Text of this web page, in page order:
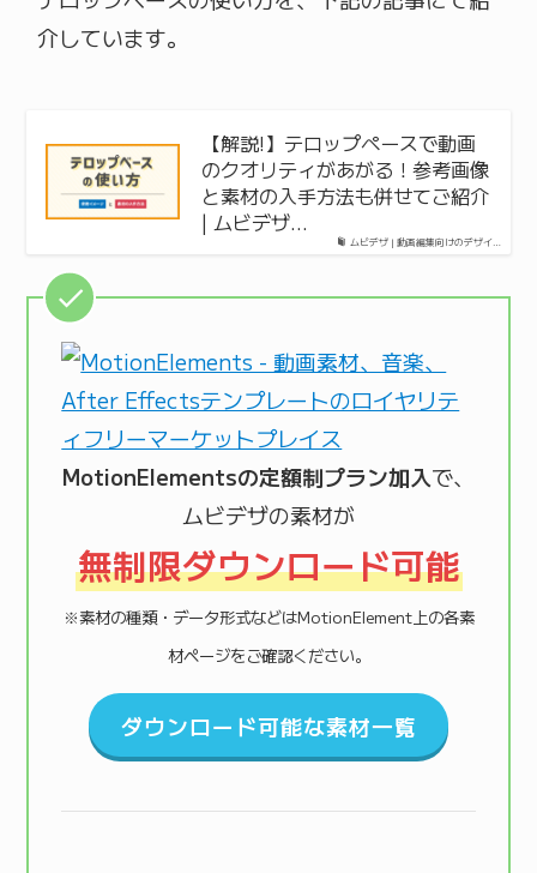
介しています。
ムビデザ | 動画編集向けのデザイ…
【解説!】テロップペースで動画
のクオリティがあがる！参考画像
と素材の入手方法も併せてご紹介
| ムビデザ…
MotionElementsの定額制プラン加入で、
ムビデザの素材が
無制限ダウンロード可能
※素材の種類・データ形式などはMotionElement上の各素
材ページをご確認ください。
ダウンロード可能な素材一覧